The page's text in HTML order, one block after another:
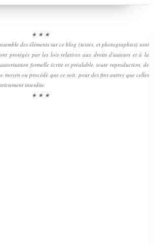
★ ★ ★
des éléments sur ce blog (textes, et photographies) sont
protégés par les lois relatives aux droits d'auteurs et à la
formelle écrite et préalable, toute reproduction, de
moyen ou procédé que ce soit, pour des fins autres que celles
interdite.
★ ★ ★